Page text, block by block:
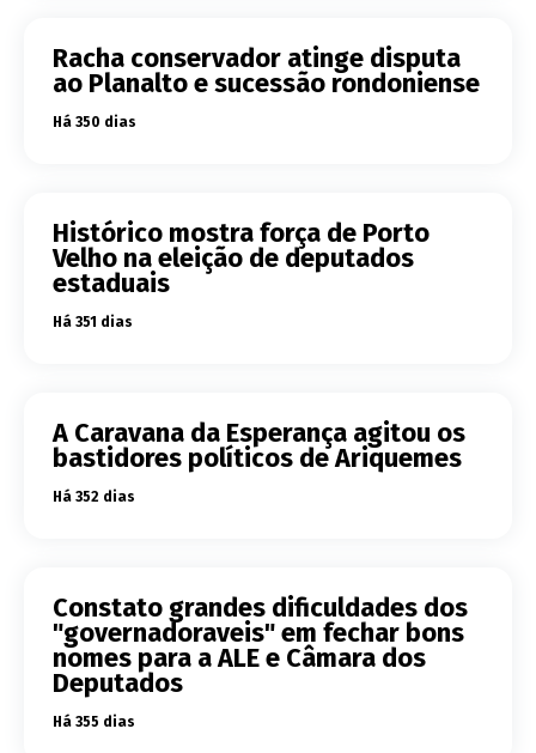
Racha conservador atinge disputa
ao Planalto e sucessão rondoniense
Há 350 dias
Histórico mostra força de Porto
Velho na eleição de deputados
estaduais
Há 351 dias
A Caravana da Esperança agitou os
bastidores políticos de Ariquemes
Há 352 dias
Constato grandes dificuldades dos
"governadoraveis" em fechar bons
nomes para a ALE e Câmara dos
Deputados
Há 355 dias